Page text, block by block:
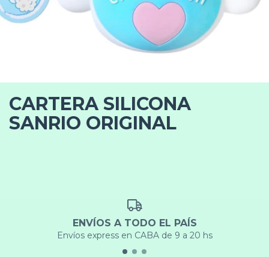
CARTERA SILICONA
SANRIO ORIGINAL
ENVÍOS A TODO EL PAÍS
Envíos express en CABA de 9 a 20 hs